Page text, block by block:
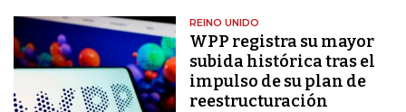
REINO UNIDO
WPP registra su mayor
subida histórica tras el
impulso de su plan de
reestructuración